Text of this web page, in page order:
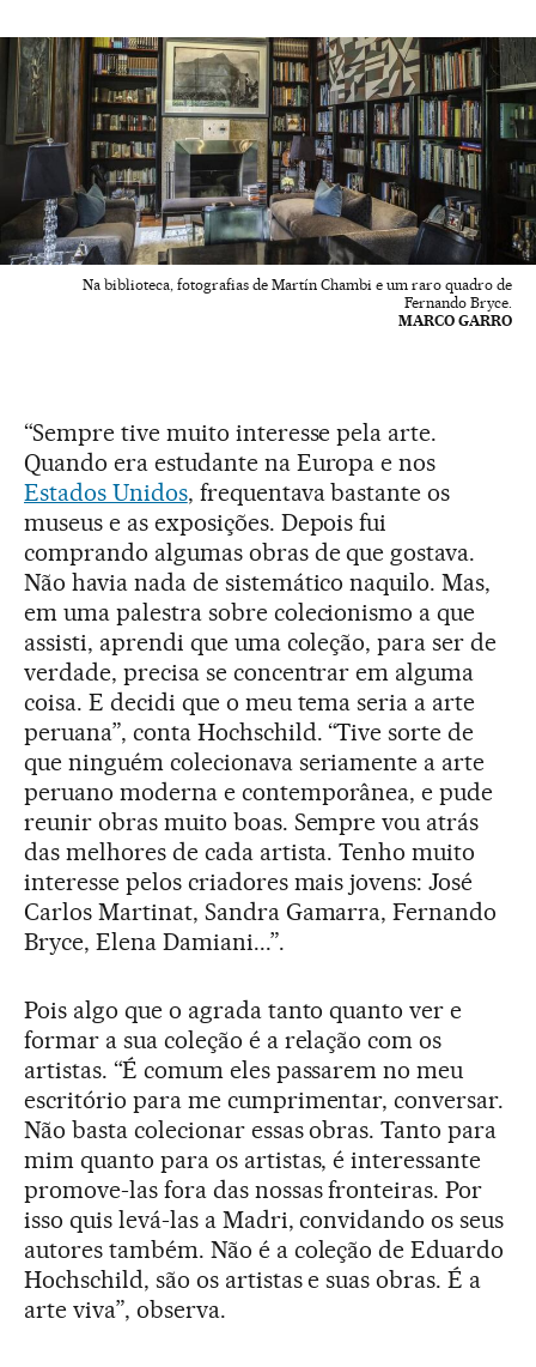
Na biblioteca, fotografias de Martín Chambi e um raro quadro de
Fernando Bryce.
MARCO GARRO
“Sempre tive muito interesse pela arte.
Quando era estudante na Europa e nos
Estados Unidos, frequentava bastante os
museus e as exposições. Depois fui
comprando algumas obras de que gostava.
Não havia nada de sistemático naquilo. Mas,
em uma palestra sobre colecionismo a que
assisti, aprendi que uma coleção, para ser de
verdade, precisa se concentrar em alguma
coisa. E decidi que o meu tema seria a arte
peruana”, conta Hochschild. “Tive sorte de
que ninguém colecionava seriamente a arte
peruano moderna e contemporânea, e pude
reunir obras muito boas. Sempre vou atrás
das melhores de cada artista. Tenho muito
interesse pelos criadores mais jovens: José
Carlos Martinat, Sandra Gamarra, Fernando
Bryce, Elena Damiani...”.
Pois algo que o agrada tanto quanto ver e
formar a sua coleção é a relação com os
artistas. “É comum eles passarem no meu
escritório para me cumprimentar, conversar.
Não basta colecionar essas obras. Tanto para
mim quanto para os artistas, é interessante
promove-las fora das nossas fronteiras. Por
isso quis levá-las a Madri, convidando os seus
autores também. Não é a coleção de Eduardo
Hochschild, são os artistas e suas obras. É a
arte viva”, observa.